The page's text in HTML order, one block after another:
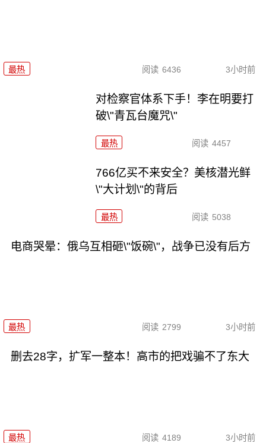
最热 阅读 6436 3小时前
对检察官体系下手！李在明要打
破\"青瓦台魔咒\"
最热 阅读 4457
766亿买不来安全？美核潜光鲜
\"大计划\"的背后
最热 阅读 5038
电商哭晕：俄乌互相砸\"饭碗\"，战争已没有后方
最热 阅读 2799 3小时前
删去28字，扩军一整本！高市的把戏骗不了东大
最热 阅读 4189 3小时前